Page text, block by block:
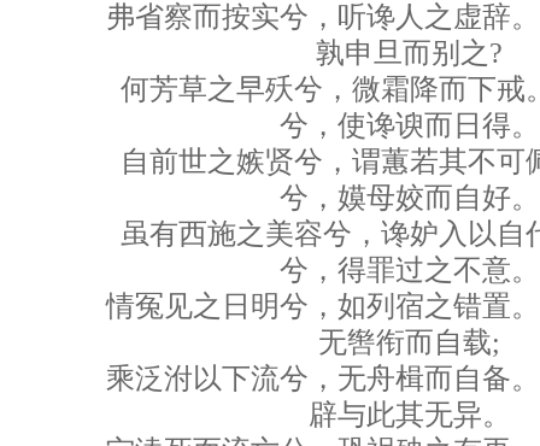
弗省察而按实兮，听谗人之虚辞。
孰申旦而别之?
何芳草之早殀兮，微霜降而下戒
兮，使谗谀而日得。
自前世之嫉贤兮，谓蕙若其不可
兮，嫫母姣而自好。
虽有西施之美容兮，谗妒入以自
兮，得罪过之不意。
情冤见之日明兮，如列宿之错置。
无辔衔而自载;
乘泛泭以下流兮，无舟楫而自备。
辟与此其无异。